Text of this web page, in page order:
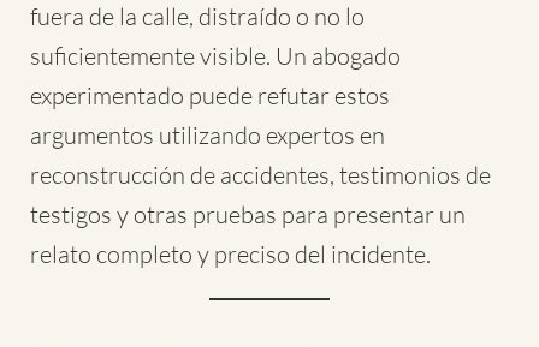
fuera de la calle, distraído o no lo
suficientemente visible. Un abogado
experimentado puede refutar estos
argumentos utilizando expertos en
reconstrucción de accidentes, testimonios de
testigos y otras pruebas para presentar un
relato completo y preciso del incidente.